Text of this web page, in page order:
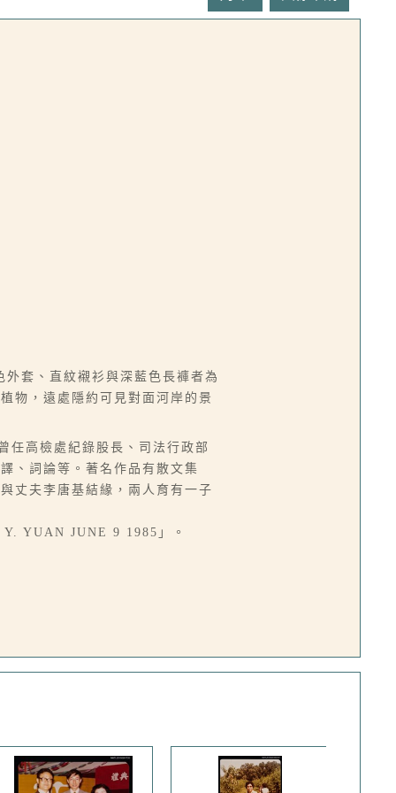
套、直紋襯衫與深藍色長褲者為
物，遠處隱約可見對面河岸的景
任高檢處紀錄股長、司法行政部
、詞論等。著名作品有散文集
丈夫李唐基結緣，兩人育有一子
YUAN JUNE 9 1985」。